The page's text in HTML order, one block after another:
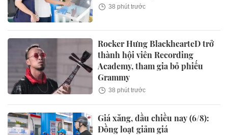
38 phút trước
Rocker Hưng BlackhearteD trở
thành hội viên Recording
Academy, tham gia bỏ phiếu
Grammy
38 phút trước
Giá xăng, dầu chiều nay (6/8):
Đồng loạt giảm giá